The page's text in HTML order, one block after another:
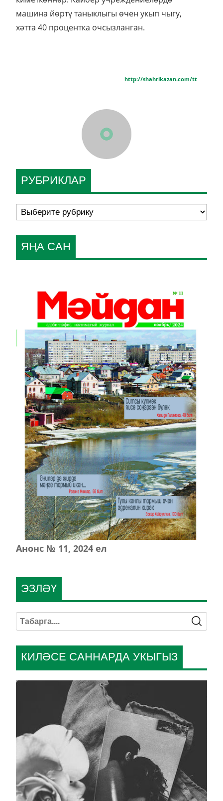
машина йөртү таныклыгы өчен укып чыгу,
хәтта 40 процентка очсызланган.
http://shahrikazan.com/tt
РУБРИКЛАР
ЯҢА САН
Анонс № 11, 2024 ел
КИЛӘСЕ САННАРДА УКЫГЫЗ
ЭЗЛӘҮ